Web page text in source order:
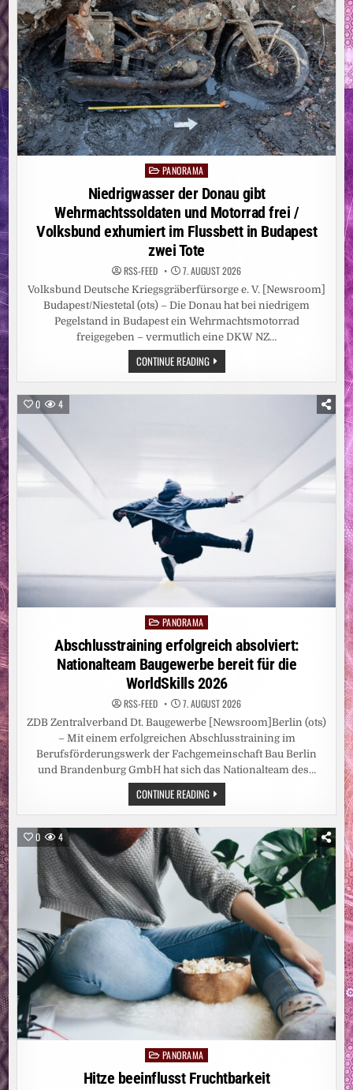
PostedPANORAMA
Niedrigwasser der Donau gibt
Wehrmachtssoldaten und Motorrad frei /
Volksbund exhumiert im Flussbett in Budapest
zwei Tote
RSS-FEED 7. AUGUST 2026
Volksbund Deutsche Kriegsgräberfürsorge e. V. [Newsroom]
Budapest/Niestetal (ots) – Die Donau hat bei niedrigem
Pegelstand in Budapest ein Wehrmachtsmotorrad
freigegeben – vermutlich eine DKW NZ…
CONTINUE READINGNIEDRIGWASSER
DER
DONAU
BUDAPEST
ZWEI
0 4
Posted
in
PANORAMA
Abschlusstraining erfolgreich absolviert:
Nationalteam Baugewerbe bereit für die
WorldSkills 2026
RSS-FEED 7. AUGUST 2026
ZDB Zentralverband Dt. Baugewerbe [Newsroom]Berlin (ots)
– Mit einem erfolgreichen Abschlusstraining im
Berufsförderungswerk der Fachgemeinschaft Bau Berlin
und Brandenburg GmbH hat sich das Nationalteam des…
CONTINUE READINGABSCHLUSSTRAINING
ERFOLGREICH
ABSOLVIERT:
BEREIT
FÜR
DIE
WORLDSKILLS
2026
0 4
Posted
in
PANORAMA
Hitze beeinflusst Fruchtbarkeit